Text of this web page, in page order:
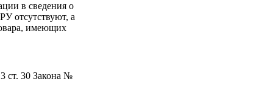
в сведения о
отсутствуют, а
имеющих
ст. 30 Закона №